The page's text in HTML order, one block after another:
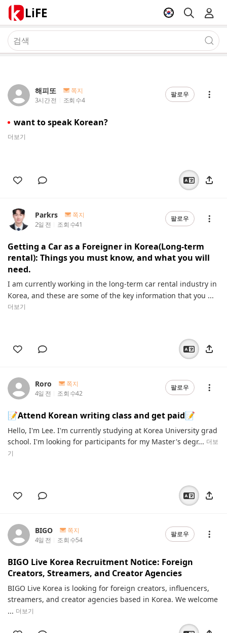
LiFE
해피또
쪽지
3시간 전
조회 수4
팔로우
want to speak Korean?
더보기
Parkrs
쪽지
2일 전
조회 수41
팔로우
Getting a Car as a Foreigner in Korea(Long-term
rental): Things you must know, and what you will
need.
I am currently working in the long-term car rental industry in
Korea, and these are some of the key information that you ...
더보기
Roro
쪽지
4일 전
조회 수42
팔로우
📝Attend Korean writing class and get paid📝
Hello, I'm Lee. I'm currently studying at Korea University grad
school. I'm looking for participants for my Master's degr... 더보
기
BIGO
쪽지
4일 전
조회 수54
팔로우
BIGO Live Korea Recruitment Notice: Foreign
Creators, Streamers, and Creator Agencies
BIGO Live Korea is looking for foreign creators, influencers,
streamers, and creator agencies based in Korea. We welcome
... 더보기